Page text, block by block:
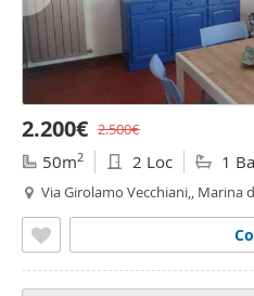
2.200€ 2.500€
50m2 2 Loc 1
Via Girolamo Vecchiani,, Marina